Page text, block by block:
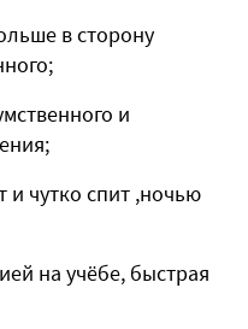
в сторону
и
и чутко спит ,ночью
на учёбе, быстрая